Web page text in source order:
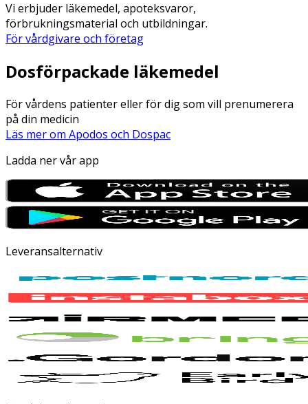
Vi erbjuder läkemedel, apoteksvaror,
förbrukningsmaterial och utbildningar.
För vårdgivare och företag
Dosförpackade läkemedel
För vårdens patienter eller för dig som vill prenumerera
på din medicin
Läs mer om Apodos och Dospac
Ladda ner vår app
Leveransalternativ